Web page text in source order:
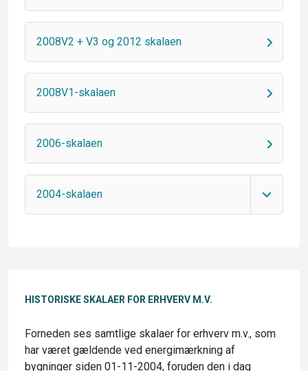
2008V2 + V3 og 2012 skalaen
2008V1-skalaen
2006-skalaen
2004-skalaen
HISTORISKE SKALAER FOR ERHVERV M.V.
Forneden ses samtlige skalaer for erhverv m.v., som
har været gældende ved energimærkning af
bygninger siden 01-11-2004, foruden den i dag